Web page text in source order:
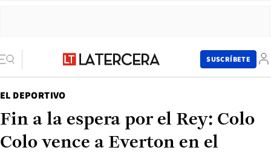
SUSCRÍBETE
EL DEPORTIVO
Fin a la espera por el Rey: Colo
Colo vence a Everton en el